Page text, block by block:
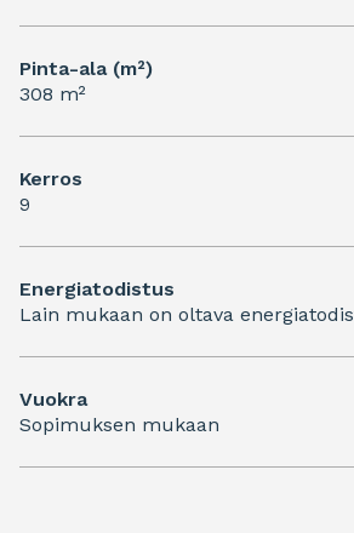
Pinta-ala (m²)
308 m²
Kerros
9
Energiatodistus
Lain mukaan on oltava
Vuokra
Sopimuksen mukaan